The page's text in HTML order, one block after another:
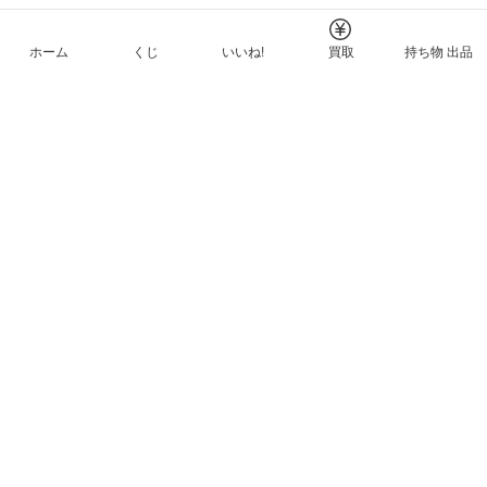
ホーム くじ いいね! 買取 持ち物 出品